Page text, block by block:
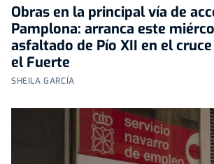
Obras en la principal vía de
Pamplona: arranca este
asfaltado de Pío XII en el
el Fuerte
SHEILA GARCÍA